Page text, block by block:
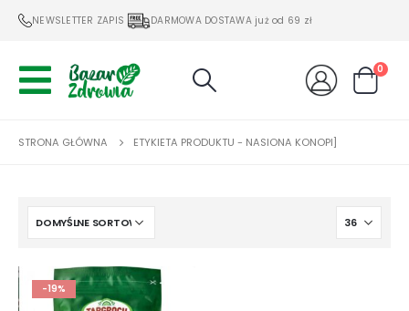
NEWSLETTER ZAPIS DARMOWA DOSTAWA już od 69 zł
0
STRONA GŁÓWNA ETYKIETA PRODUKTU - NASIONA KONOPI]
-19%